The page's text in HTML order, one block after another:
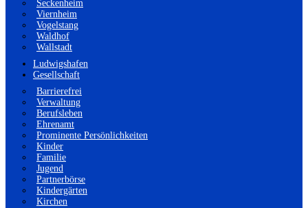
Seckenheim
Viernheim
Vogelstang
Waldhof
Wallstadt
Ludwigshafen
Gesellschaft
Barrierefrei
Verwaltung
Berufsleben
Ehrenamt
Prominente Persönlichkeiten
Kinder
Familie
Jugend
Partnerbörse
Kindergärten
Kirchen